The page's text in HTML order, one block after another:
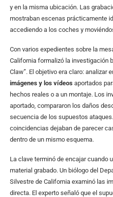
y en la misma ubicación. Las
mostraban escenas prácticamente
accediendo a los coches y
Con varios expedientes sobre la
California formalizó la investigación
Claw”. El objetivo era claro: analizar
imágenes y los vídeos aportados
hechos reales o a un montaje. Los
aportado, compararon los daños
secuencia de los supuestos
coincidencias dejaban de parecer
dentro de un mismo esquema.
La clave terminó de encajar cuando
material grabado. Un biólogo del
Silvestre de California examinó las
directa. El experto señaló que el